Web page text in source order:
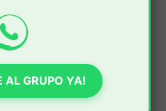
en la subasta por
recibirá la entidad, el
la SAE determinará cuál
la persona que se
AL GRUPO YA!